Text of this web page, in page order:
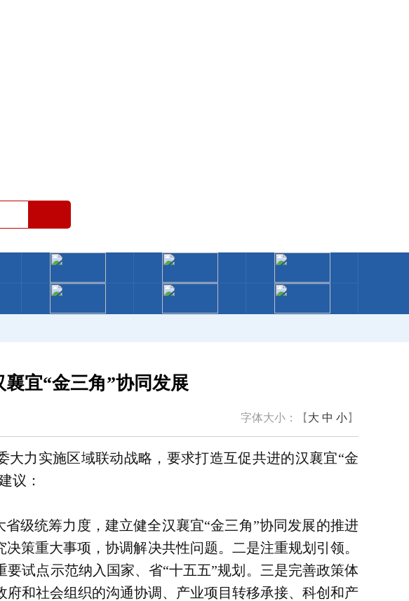
宜“金三角”协同发展
字体大小：【 大 中 小】
力实施区域联动战略，要求打造互促共进的汉襄宜“金
议：
级统筹力度，建立健全汉襄宜“金三角”协同发展的推进
策重大事项，协调解决共性问题。二是注重规划引领。
试点示范纳入国家、省“十五五”规划。三是完善政策体
和社会组织的沟通协调、产业项目转移承接、科创和产